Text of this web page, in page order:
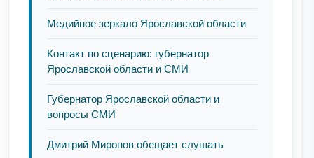
Медийное зеркало Ярославской области
Контакт по сценарию: губернатор
Ярославской области и СМИ
Губернатор Ярославской области и
вопросы СМИ
Дмитрий Миронов обещает слушать